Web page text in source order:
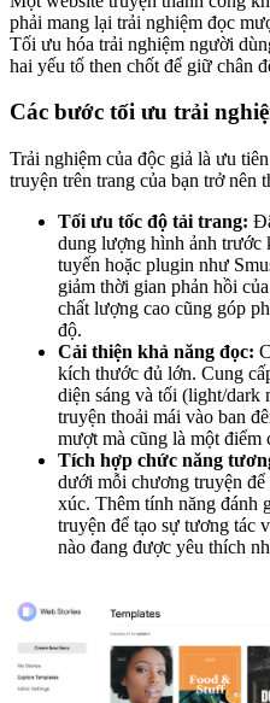
phải mang lại trải nghiệm đọc
Tối ưu hóa trải nghiệm người
hai yếu tố then chốt để giữ chân
Các bước tối ưu trải
Trải nghiệm của độc giả là ưu
truyện trên trang của bạn trở nên
Tối ưu tốc độ tải trang:
dung lượng hình ảnh trước
tuyến hoặc plugin như
giảm thời gian phản hồi
chất lượng cao cũng góp
độ.
Cải thiện khả năng đọc:
kích thước đủ lớn. Cung
diện sáng và tối (light/dark
truyện thoải mái vào ban
mượt mà cũng là một điểm
Tích hợp chức năng
dưới mỗi chương truyện để
xúc. Thêm tính năng đánh
truyện để tạo sự tương tác
nào đang được yêu thích